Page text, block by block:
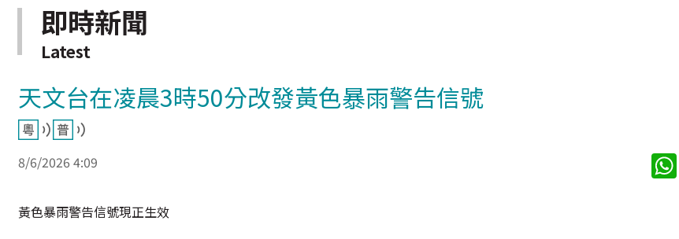
即時新聞
Latest
天文台在凌晨3時50分改發黃色暴雨警告信號
8/6/2026 4:09
黃色暴雨警告信號現正生效